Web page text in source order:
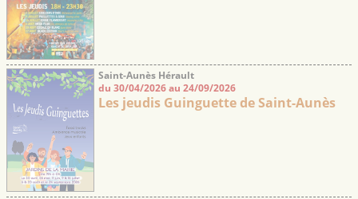
Saint-Aunès Hérault
du 30/04/2026 au 24/09/2026
Les jeudis Guinguette de Saint-Aunès